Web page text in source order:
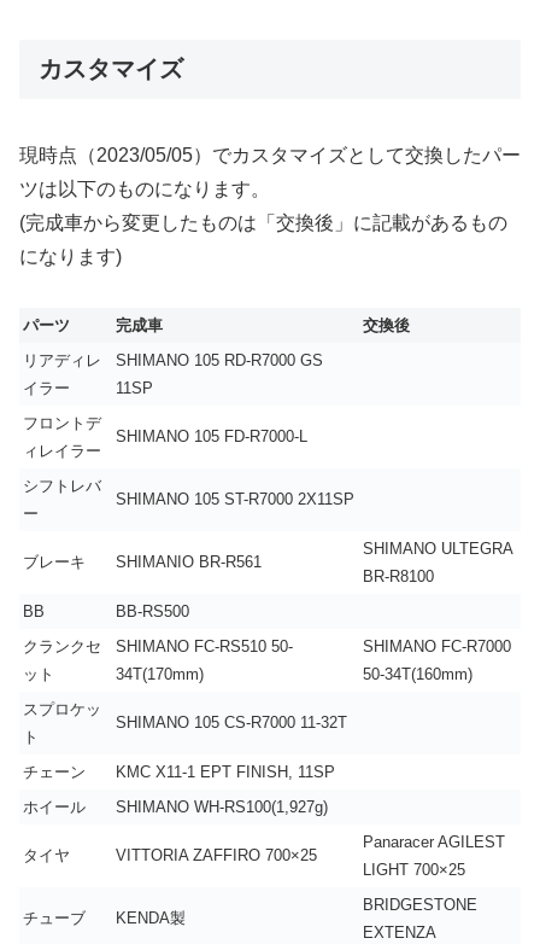
カスタマイズ
現時点（2023/05/05）でカスタマイズとして交換したパー
ツは以下のものになります。
(完成車から変更したものは「交換後」に記載があるもの
になります)
パーツ 完成車
交換後
リアディレ
イラー
SHIMANO 105 RD-R7000 GS
11SP
フロントデ
ィレイラー
SHIMANO 105 FD-R7000-L
シフトレバ
ー
SHIMANO 105 ST-R7000 2X11SP
ブレーキ SHIMANIO BR-R561
SHIMANO ULTEGRA
BR-R8100
BB
BB-RS500
クランクセ
ット
SHIMANO FC-RS510 50-
34T(170mm)
SHIMANO FC-R7000
50-34T(160mm)
スプロケッ
ト
SHIMANO 105 CS-R7000 11-32T
チェーン
KMC X11-1 EPT FINISH, 11SP
ホイール
SHIMANO WH-RS100(1,927g)
タイヤ VITTORIA ZAFFIRO 700×25
Panaracer AGILEST
LIGHT 700×25
チューブ KENDA製
BRIDGESTONE
EXTENZA